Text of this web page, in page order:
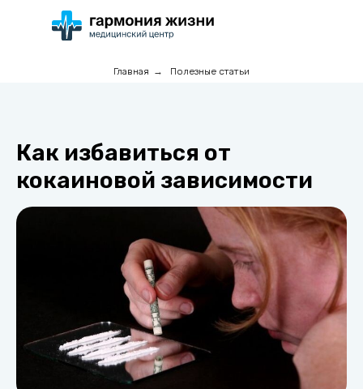
Главная → Полезные статьи
Как избавиться от
кокаиновой зависимости